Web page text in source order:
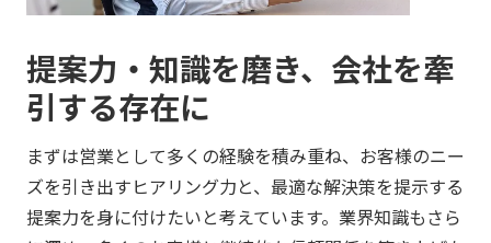
提案力・知識を磨き、会社を牽
引する存在に
まずは営業として多くの経験を積み重ね、お客様のニー
ズを引き出すヒアリング力と、最適な解決策を提示する
提案力を身に付けたいと考えています。業界知識もさら